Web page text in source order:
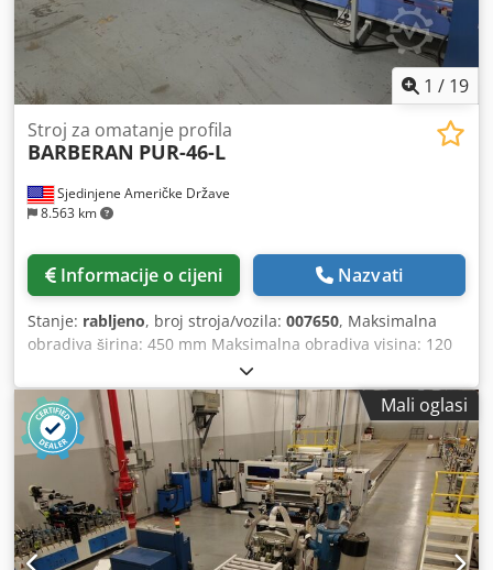
1 / 19
Sjedinjene Američke Države
8.563 km
Stroj za omatanje profila
BARBERAN PUR-46-L
Informacije o cijeni Nazvati
Stanje: rabljeno, broj stroja/vozila: 007650, Maksimalna
obradiva širina: 450 mm Maksimalna obradiva visina: 120
mm Dodpou Evi Rsfx Anmjck Sustav ljepila: EVA
Mali oglasi